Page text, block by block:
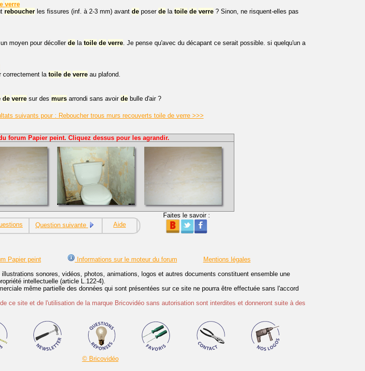
verre
reboucher les fissures (inf. à 2-3 mm) avant de poser de la toile de verre ? Sinon, ne risquent-elles pas
moyen pour décoller de la toile de verre. Je pense qu'avec du décapant ce serait possible. si quelqu'un a
correctement la toile de verre au plafond.
de verre sur des murs arrondi sans avoir de bulle d'air ?
suivants pour : Reboucher trous murs recouverts toile de verre >>>
forum Papier peint. Cliquez dessus pour les agrandir.
Question suivante Aide
Faites le savoir :
Papier peint Informations sur le moteur du forum
Mentions légales
sonores, vidéos, photos, animations, logos et autres documents constituent ensemble une
intellectuelle (article L.122-4).
même partielle des données qui sont présentées sur ce site ne pourra être effectuée sans l'accord
ce site et de l'utilisation de la marque Bricovidéo sans autorisation sont interdites et donneront suite à des
© Bricovidéo